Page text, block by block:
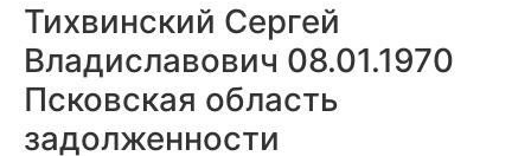
Тихвинский Сергей
Владиславович 08.01.1970
Псковская область
задолженности